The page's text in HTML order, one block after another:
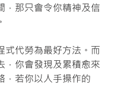
，那只會令你精神及信
式代勞為最好方法。而
，你會發現及累積愈來
，若你以人手操作的